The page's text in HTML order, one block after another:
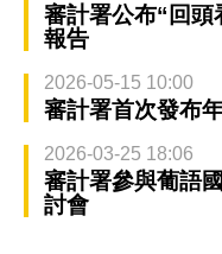
審計署公布“回頭
報告
2026-05-15 10:00
審計署首次發布
2026-03-25 18:06
審計署參與葡語
討會